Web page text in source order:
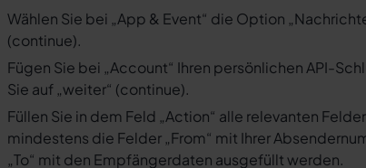
Wählen Sie bei „App & Event“ die Option
(continue).
Fügen Sie bei „Account“ Ihren persönlichen API-
Sie auf „weiter“ (continue).
Füllen Sie in dem Feld „Action“ alle relevanten
mindestens die Felder „From“ mit Ihrer
„To“ mit den Empfängerdaten ausgefüllt werden.